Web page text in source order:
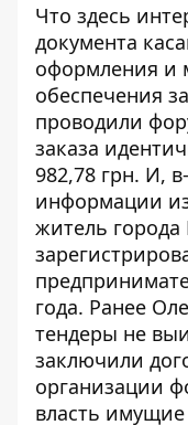
Что здесь
документа
оформления и
обеспечения
проводили
заказа
982,78 грн. И,
информации
житель
года. Ранее
тендеры не
заключили
организации
власть